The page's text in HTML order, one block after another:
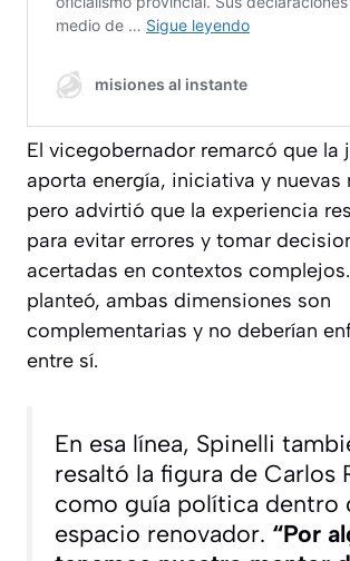
El vicegobernador remarcó que la
aporta energía, iniciativa y nuevas
pero advirtió que la experiencia
para evitar errores y tomar
acertadas en contextos
planteó, ambas dimensiones son
complementarias y no deberían
entre sí.
En esa línea, Spinelli
resaltó la figura de Carlos
como guía política dentro
espacio renovador. “Por